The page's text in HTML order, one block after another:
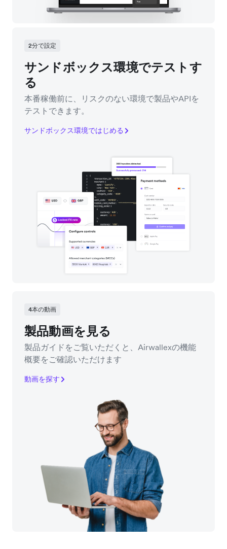
2分で設定
サンドボックス環境でテストす
る
本番稼働前に、リスクのない環境で製品やAPIを
テストできます。
サンドボックス環境ではじめる
4本の動画
製品動画を見る
製品ガイドをご覧いただくと、Airwallexの機能
概要をご確認いただけます
動画を探す